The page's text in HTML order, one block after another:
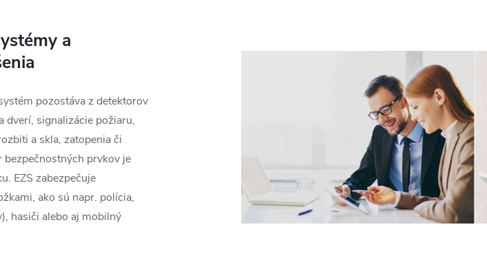
a
pozostáva z detektorov
dverí, signalizácie požiaru,
a skla, zatopenia či
prvkov je
EZS zabezpečuje
ako sú napr. polícia,
hasiči alebo aj mobilný